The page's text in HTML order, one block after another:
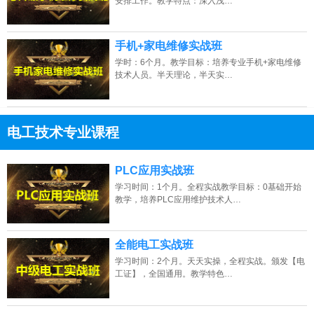
手机+家电维修实战班
学时：6个月。教学目标：培养专业手机+家电维修
技术人员。半天理论，半天实…
电工技术专业课程
点击免费咨询电话： 13807313137
PLC应用实战班
学习时间：1个月。全程实战教学目标：0基础开始
教学，培养PLC应用维护技术人…
全能电工实战班
学习时间：2个月。天天实操，全程实战。颁发【电
工证】，全国通用。教学特色…